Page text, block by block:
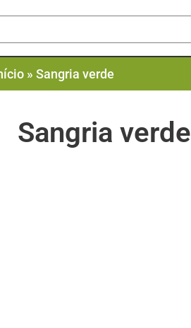
» Sangria verde
Sangria verde